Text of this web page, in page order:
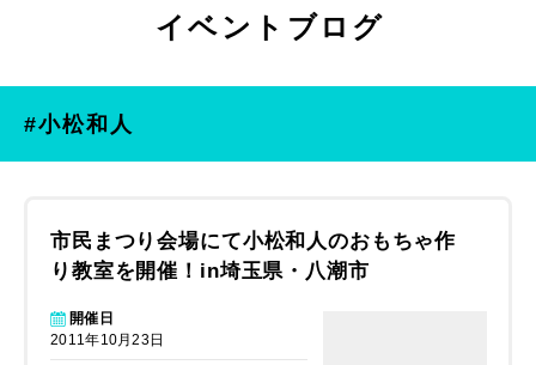
イベントブログ
#小松和人
市民まつり会場にて小松和人のおもちゃ作
り教室を開催！in埼玉県・八潮市
開催日
2011年10月23日